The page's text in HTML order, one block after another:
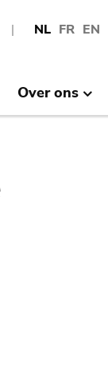
NL FR EN
Over ons